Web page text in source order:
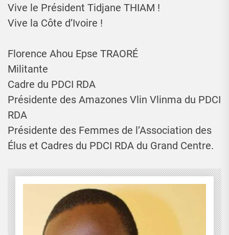
Vive le Président Tidjane THIAM !
Vive la Côte d’Ivoire !
Florence Ahou Epse TRAORÉ
Militante
Cadre du PDCI RDA
Présidente des Amazones Vlin Vlinma du PDCI
RDA
Présidente des Femmes de l’Association des
Élus et Cadres du PDCI RDA du Grand Centre.